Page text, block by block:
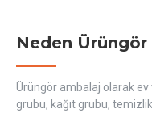
Neden
Ürüngör ambalaj olarak ev
grubu, kağıt grubu,